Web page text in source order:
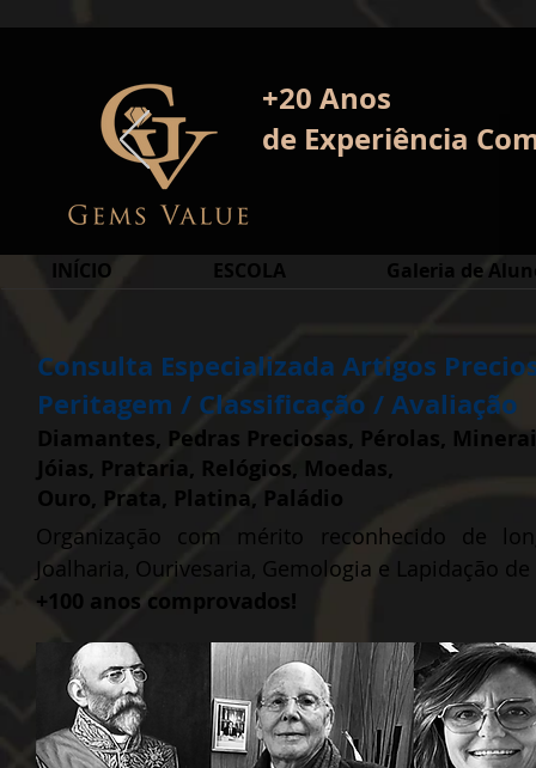
+20 Anos
de Experiência
INÍCIO ESCOLA Galeria de
Consulta Especializada Artigos
Peritagem / Classificação / Avaliação
Diamantes, Pedras Preciosas, Pérolas,
Jóias, Prataria, Relógios, Moedas,
Ouro, Prata, Platina, Paládio
Organização com mérito reconhecido de
Joalharia, Ourivesaria, Gemologia e Lapidação
+100 anos comprovados!